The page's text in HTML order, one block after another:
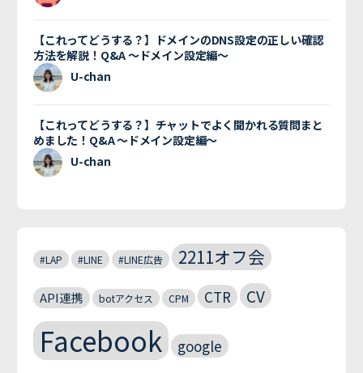
【これってどうする？】ドメインのDNS設定の正しい確認
方法を解説！Q&A 〜ドメイン設定編〜
U-chan
【これってどうする？】チャットでよく聞かれる質問まと
めました！Q&A 〜ドメイン設定編〜
U-chan
#LAP #LINE #LINE広告 2211オフ会
API連携 botアクセス CPM CTR CV
Facebook google